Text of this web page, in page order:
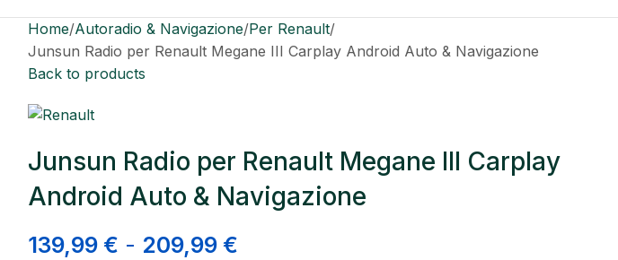
Home Autoradio & Navigazione Per Renault
Junsun Radio per Renault Megane III Carplay Android Auto & Navigazione
Back to products
Junsun Radio per Renault Megane III Carplay
Android Auto & Navigazione
139,99 € - 209,99 €